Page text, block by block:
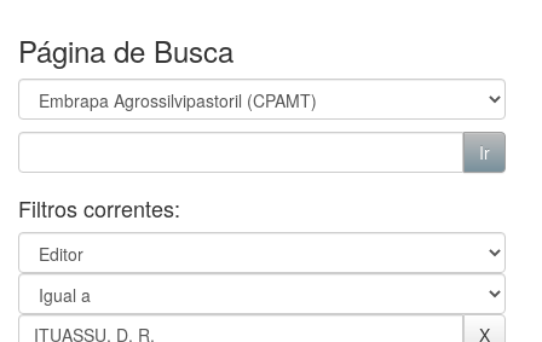
Página de Busca
Filtros correntes: